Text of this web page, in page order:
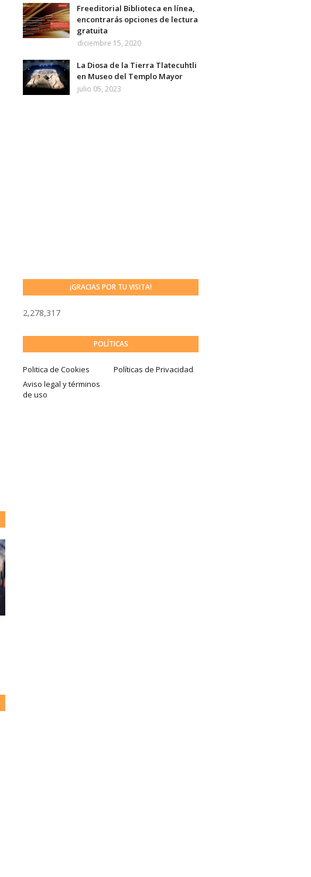
Freeditorial Biblioteca en línea,
encontrarás opciones de lectura
gratuita
diciembre 15, 2020
La Diosa de la Tierra Tlatecuhtli
en Museo del Templo Mayor
julio 05, 2023
¡GRACIAS POR TU VISITA!
2,278,317
POLÍTICAS
Politica de Cookies
Políticas de Privacidad
Aviso legal y términos
de uso